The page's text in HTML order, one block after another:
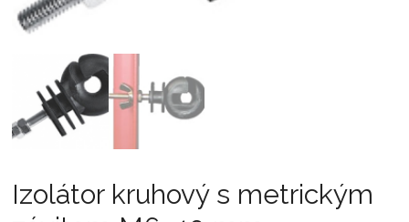
Izolátor kruhový s metrickým